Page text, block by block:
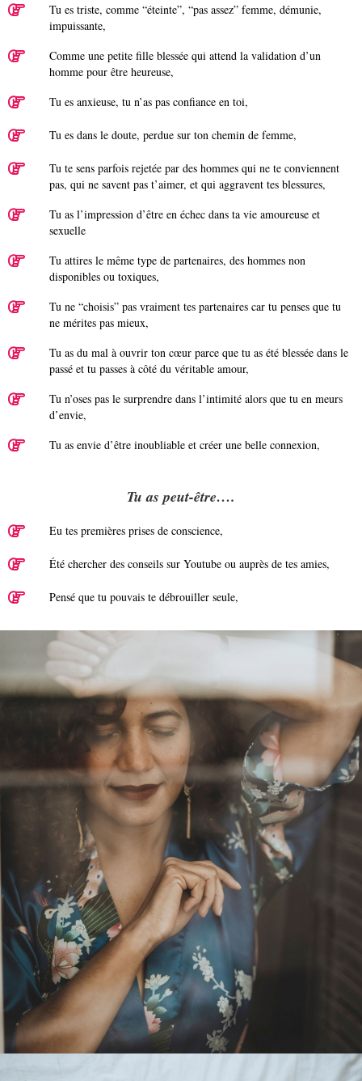
Tu es triste, comme “éteinte”, “pas assez” femme, démunie,
impuissante,
Comme une petite fille blessée qui attend la validation d’un
homme pour être heureuse,
Tu es anxieuse, tu n’as pas confiance en toi,
Tu es dans le doute, perdue sur ton chemin de femme,
Tu te sens parfois rejetée par des hommes qui ne te conviennent
pas, qui ne savent pas t’aimer, et qui aggravent tes blessures,
Tu as l’impression d’être en échec dans ta vie amoureuse et
sexuelle
Tu attires le même type de partenaires, des hommes non
disponibles ou toxiques,
Tu ne “choisis” pas vraiment tes partenaires car tu penses que tu
ne mérites pas mieux,
Tu as du mal à ouvrir ton cœur parce que tu as été blessée dans le
passé et tu passes à côté du véritable amour,
Tu n’oses pas le surprendre dans l’intimité alors que tu en meurs
d’envie,
Tu as envie d’être inoubliable et créer une belle connexion,
Tu as peut-être….
Eu tes premières prises de conscience,
Été chercher des conseils sur Youtube ou auprès de tes amies,
Pensé que tu pouvais te débrouiller seule,